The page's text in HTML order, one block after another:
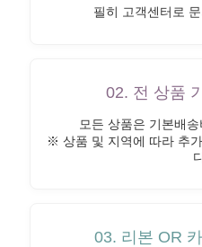
필히 고객센터로
02. 전 상품
모든 상품은 기본배
※ 상품 및 지역에 따라 추
03. 리본 OR